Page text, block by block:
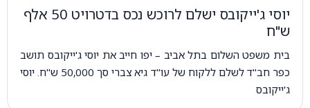
יוסי ג'ייקובס ישלם לרוכש נכס בדטרויט 50 אלף
ש"ח
בית משפט השלום בתל אביב – יפו חייב את יוסי ג'ייקובס תושב
כפר חב"ד לשלם ללקוח של עו"ד גיא צברי סך 50,000 ש"ח. יוסי
ג'ייקובס